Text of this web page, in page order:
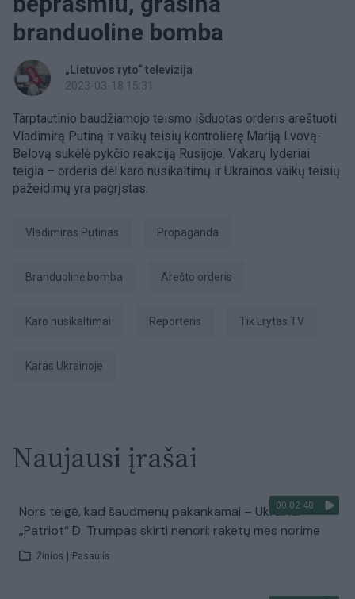
branduoline bomba
„Lietuvos ryto“ televizija
2023-03-18 15:31
Tarptautinio baudžiamojo teismo išduotas orderis areštuoti
Vladimirą Putiną ir vaikų teisių kontrolierę Mariją Lvovą-
Belovą sukėlė pykčio reakciją Rusijoje. Vakarų lyderiai
teigia – orderis dėl karo nusikaltimų ir Ukrainos vaikų teisių
pažeidimų yra pagrįstas.
Vladimiras Putinas propaganda
branduolinė bomba arešto orderis
karo nusikaltimai Reporteris tik Lrytas.TV
karas Ukrainoje
Naujausi įrašai
00:02:40
Nors teigė, kad šaudmenų pakankamai – Ukrainai
„Patriot“ D. Trumpas skirti nenori: raketų mes norime
Žinios Pasaulis